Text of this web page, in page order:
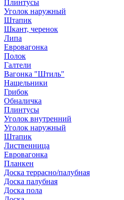
Плинтусы
Уголок наружный
Штапик
Шкант, черенок
Липа
Евровагонка
Полок
Галтели
Вагонка "Штиль"
Нащельники
Грибок
Обналичка
Плинтусы
Уголок внутренний
Уголок наружный
Штапик
Лиственница
Евровагонка
Планкен
Доска террасно/палубная
Доска палубная
Доска пола